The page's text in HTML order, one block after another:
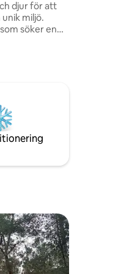
djur för att
miljö.
söker en
km från San
vardera.
22 maj